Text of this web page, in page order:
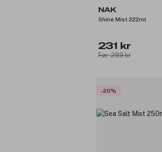
NAK
Shine Mist 222ml
231 kr
Før: 289 kr
-20%